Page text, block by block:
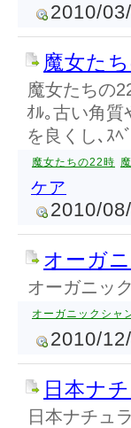
2010/
魔女た
魔女たちの
ｵﾙ｡古い角質
を良くし､ｽﾍ
魔女たちの22時
ケア
2010/
オーガ
オーガニッ
オーガニックシャ
2010/
日本ナ
日本ナチュ